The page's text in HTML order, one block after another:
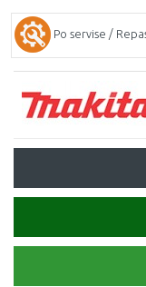
Po servise /